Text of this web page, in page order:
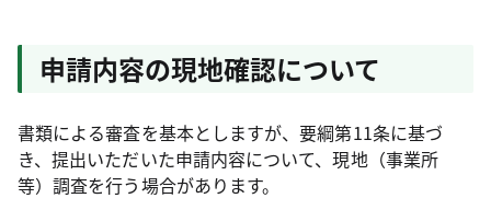
申請内容の現地確認について
書類による審査を基本としますが、要綱第11条に基づ
き、提出いただいた申請内容について、現地（事業所
等）調査を行う場合があります。